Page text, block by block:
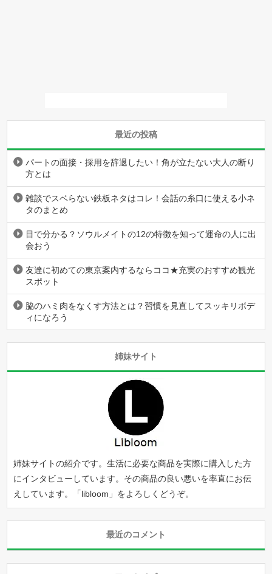
最近の投稿
パートの面接・採用を辞退したい！角が立たない大人の断り
方とは
雑談でスベらない鉄板ネタはコレ！会話の糸口に使える小ネ
タのまとめ
目で分かる？ソウルメイトの12の特徴を知って運命の人に出
会おう
友達に初めての東京案内するならココ★充実のおすすめ観光
スポット
脇のハミ肉をなくす方法とは？習慣を見直してスッキリボデ
ィになろう
姉妹サイト
姉妹サイトの紹介です。生活に必要な商品を実際に購入した方
にインタビューしています。その商品の良い悪いを率直にお伝
えしています。「libloom 」をよろしくどうぞ。
最近のコメント